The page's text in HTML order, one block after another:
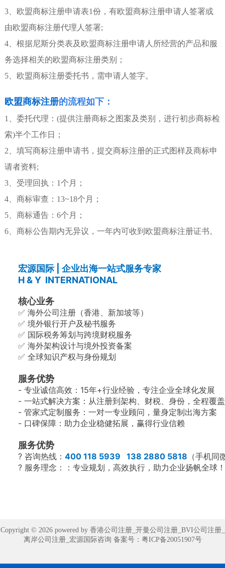
3、欧盟商标注册申请表1份，有欧盟商标注册申请人签署或
由欧盟商标注册代理人签署;
4、根据尼斯分类表及欧盟商标注册申请人所经营的产品和服
务选择相关的欧盟商标注册类别；
5、欧盟商标注册委托书，需申请人签字。
欧盟商标注册的流程如下：
1、委托代理：(提供注册商标之图案及类别，进行初步商标检
索)半个工作日；
2、填写商标注册申请书，提交商标注册的正式图样及商标申
请者资料;
3、受理回执：1个月；
4、商标审查：13~18个月；
5、商标通告：6个月；
6、商标公告期内无异议，一年内可收到欧盟商标注册证书。
宏源国际 | 企业出海一站式服务专家
H & Y INTERNATIONAL
核心业务
✅ 海外公司注册（香港、新加坡等）
✅ 境外银行开户及秘书服务
✅ 国际税务筹划与跨境财税服务
✅ 海外架构设计与境外投资备案
✅ 全球知识产权与身份规划
服务优势
- 专业诚信高效：15年+行业经验，专注企业全球化发展
- 一站式解决方案：从注册到架构、财税、身份，全程覆
- 管家式定制服务：一对一专业顾问，量身定制出海方案
- 口碑保障：助力企业稳健拓展，赢得行业信赖
服务优势
? 咨询热线：400 118 5939 138 2880 5818 （手机同
? 服务理念：：专业规划，高效执行，助力企业扬帆全球
Copyright © 2026 powered by 香港公司注册_开曼公司注册_BVI公司注册_
离岸公司注册_宏源国际咨询 备案号： 粤ICP备20051907号